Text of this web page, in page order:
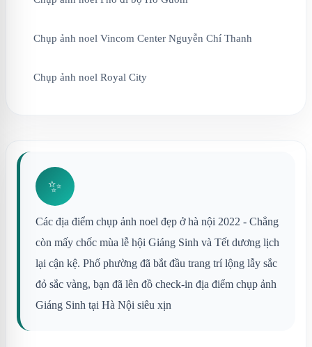
Chụp ảnh noel Vincom Center Nguyễn Chí Thanh
Chụp ảnh noel Royal City
✨
Các địa điểm chụp ảnh noel đẹp ở hà nội 2022 - Chẳng
còn mấy chốc mùa lễ hội Giáng Sinh và Tết dương lịch
lại cận kệ. Phố phường đã bắt đầu trang trí lộng lẫy sắc
đỏ sắc vàng, bạn đã lên đồ check-in địa điểm chụp ảnh
Giáng Sinh tại Hà Nội siêu xịn